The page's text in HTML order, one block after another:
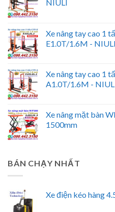
NIULI
Xe nâng tay cao 1
E1.0T/1.6M - NIULI
Xe nâng tay cao 1
A1.0T/1.6M -
Xe nâng mặt bàn
1500mm
BÁN CHẠY NHẤT
Xe điện kéo hàng